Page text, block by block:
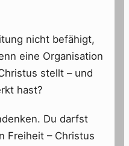
nicht befähigt,
eine Organisation
stellt – und
hast?
Du darfst
Freiheit – Christus